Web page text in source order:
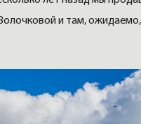
и там, ожидаемо,